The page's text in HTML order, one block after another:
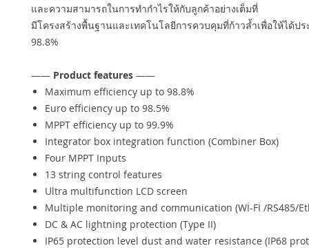
และความสามารถในการทำกำไรให้กับลูกค้าอย่างเต็มที่
มีโครงสร้างพื้นฐานและเทคโนโลยีการควบคุมที่ก้าวล้ำเพื่อให้ได้ป
98.8%
—— Product features ——
Maximum efficiency up to 98.8%
Euro efficiency up to 98.5%
MPPT efficiency up to 99.9%
Integrator box integration function (Combiner Box)
Four MPPT Inputs
13 string control features
Ultra multifunction LCD screen
Multiple monitoring and communication (Wİ-Fİ /RS485/
DC & AC lightning protection (Type II)
IP65 protection level dust and water resistance (IP68